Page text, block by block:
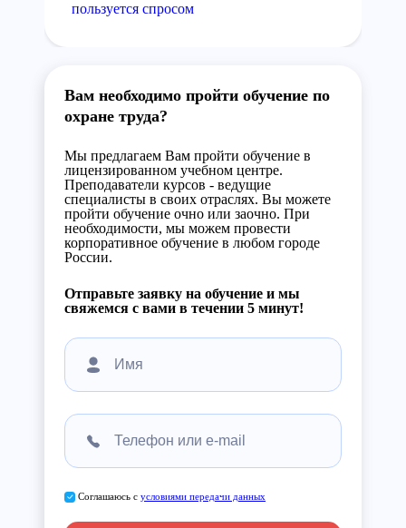
пользуется спросом
Вам необходимо пройти обучение по
охране труда?
Мы предлагаем Вам пройти обучение в
лицензированном учебном центре.
Преподаватели курсов - ведущие
специалисты в своих отраслях. Вы можете
пройти обучение очно или заочно. При
необходимости, мы можем провести
корпоративное обучение в любом городе
России.
Отправьте заявку на обучение и мы
свяжемся с вами в течении 5 минут!
Соглашаюсь с условиями передачи данных